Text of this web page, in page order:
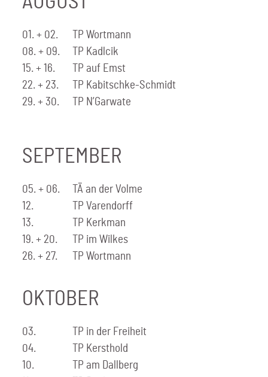
01. + 02.
TP Wortmann
08. + 09.
TP Kadlcik
15. + 16.
TP auf Emst
22. + 23.
TP Kabitschke-Schmidt
29. + 30.
TP N’Garwate
SEPTEMBER
05. + 06.
TÄ an der Volme
12.
TP Varendorff
13.
TP Kerkman
19. + 20.
TP im Wilkes
26. + 27.
TP Wortmann
OKTOBER
03.
TP in der Freiheit
04.
TP Kersthold
10.
TP am Dallberg